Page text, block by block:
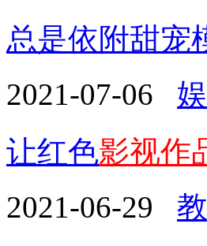
总是依附甜宠
2021-07-06
让红色影视作
2021-06-29